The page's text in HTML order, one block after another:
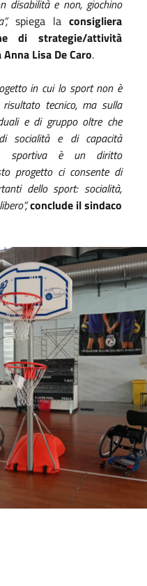
disabilità e non, giochino
spiega laconsigliera
di strategie/attività
Lisa De Caro.
in cui lo sport non è
tecnico, ma sulla
e di gruppo oltre che
socialità e di capacità
sportiva è un diritto
progetto ci consente di
dello sport: socialità,
conclude il sindaco